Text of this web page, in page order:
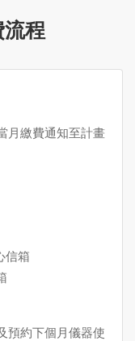
程
月繳費通知至計畫
信箱
預約下個月儀器使